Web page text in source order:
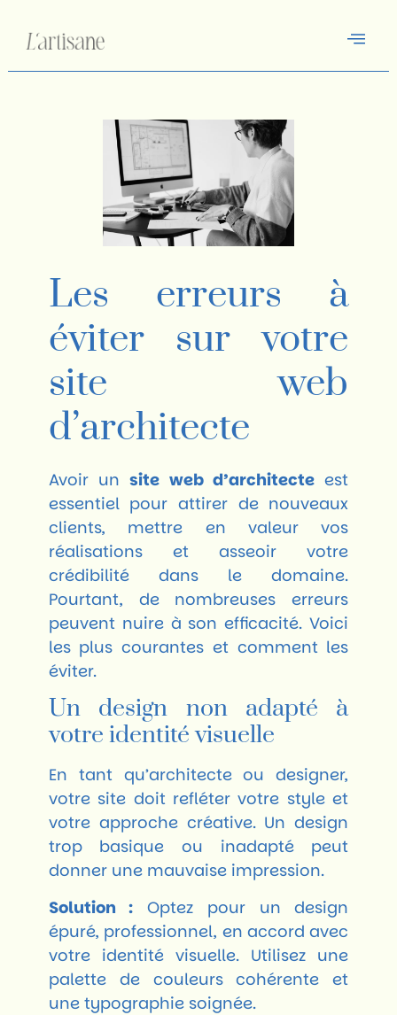
Les erreurs à
éviter sur votre
site web
d’architecte
Avoir unsite web d’architecteest
essentiel pour attirer de nouveaux
clients, mettre en valeur vos
réalisations et asseoir votre
crédibilité dans le domaine.
Pourtant, de nombreuses erreurs
peuvent nuire à son efficacité. Voici
les plus courantes et comment les
éviter.
Un design non adapté à
votre identité visuelle
En tant qu’architecte ou designer,
votre site doit refléter votre style et
votre approche créative. Un design
trop basique ou inadapté peut
donner une mauvaise impression.
Solution : Optez pour un design
épuré, professionnel, en accord avec
votre identité visuelle. Utilisez une
palette de couleurs cohérente et
une typographie soignée.